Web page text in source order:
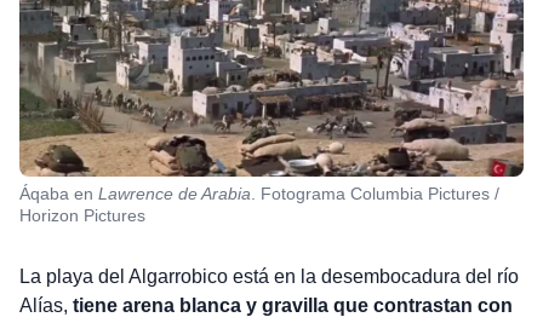
Áqaba en Lawrence de Arabia. Fotograma Columbia Pictures /
Horizon Pictures
La playa del Algarrobico está en la desembocadura del río
Alías, tiene arena blanca y gravilla que contrastan con